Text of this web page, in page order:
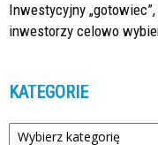
Inwestycyjny
inwestorzy celowo
KATEGORIE
Kategorie